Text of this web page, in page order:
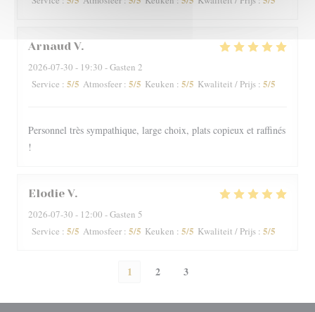
Arnaud V
2026-07-30 - 19:30 - Gasten 2
Service : 5/5 Atmosfeer : 5/5 Keuken : 5/5 Kwaliteit / Prijs : 5/5
Personnel très sympathique, large choix, plats copieux et raffinés
!
Elodie V
2026-07-30 - 12:00 - Gasten 5
Service : 5/5 Atmosfeer : 5/5 Keuken : 5/5 Kwaliteit / Prijs : 5/5
1 2 3